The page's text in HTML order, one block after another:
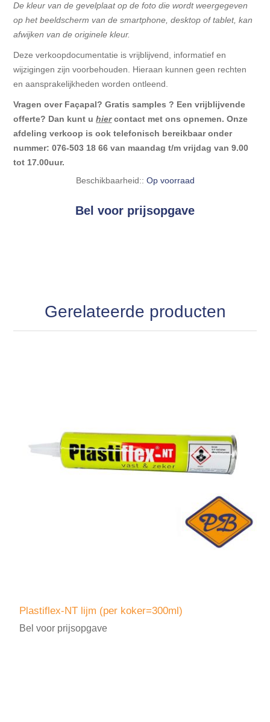
De kleur van de gevelplaat op de foto die wordt weergegeven
op het beeldscherm van de smartphone, desktop of tablet, kan
afwijken van de originele kleur.
Deze verkoopdocumentatie is vrijblijvend, informatief en
wijzigingen zijn voorbehouden. Hieraan kunnen geen rechten
en aansprakelijkheden worden ontleend.
Vragen over Façapal? Gratis samples ? Een vrijblijvende
offerte? Dan kunt uhiercontact met ons opnemen.Onze
afdeling verkoop is ook telefonisch bereikbaar onder
nummer: 076-503 18 66 van maandag t/m vrijdag van 9.00
tot 17.00uur.
Beschikbaarheid:: Op voorraad
Bel voor prijsopgave
Gerelateerde producten
Plastiflex-NT lijm (per koker=300ml)
Bel voor prijsopgave